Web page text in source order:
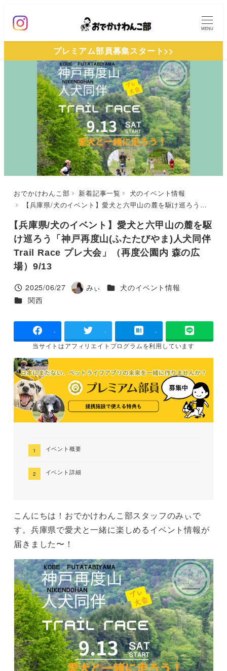
ン
MENU
プレミアム部員募集スタート>>
おでかけわんこ部 新着記事一覧
犬のイベント情報
【兵庫県/犬のイベント】愛犬と六甲山の麓を駆け巡ろう「神戸再度山(ふたたびやま)人犬同伴Trail Race プレ大会」（再度公園内 森の広場）9/13
【兵庫県/犬のイベント】愛犬と六甲山の麓を駆
け巡ろう「神戸再度山(ふたたびやま)人犬同伴
Trail Race プレ大会」（再度公園内 森の広
場）9/13
投稿日
2025/06/27
著
みぃ カテゴリー
犬のイベント情報
カテゴリー
関西
- - -
当サイトはアフィリエイトプログラムを利用しています
イベント概要
イベント詳細
こんにちは！おでかけわんこ部スタッフのみぃで
す。兵庫県で愛犬と一緒に楽しめるイベント情報が
届きました〜！